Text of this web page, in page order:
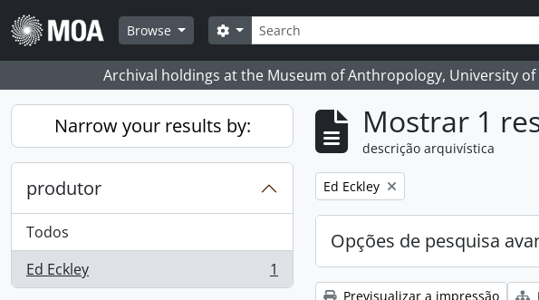
Skip to main content
Browse
Pesquisar
Search options
Archival holdings at the Museum of Anthropology, University
Narrow your results by:
produtor
Todos
Ed Eckley
, 1 resultados 1
Mostrar 1
descrição arquivística
Remove filter:
Ed Eckley
Opções de pesquisa
Previsualizar a impressão